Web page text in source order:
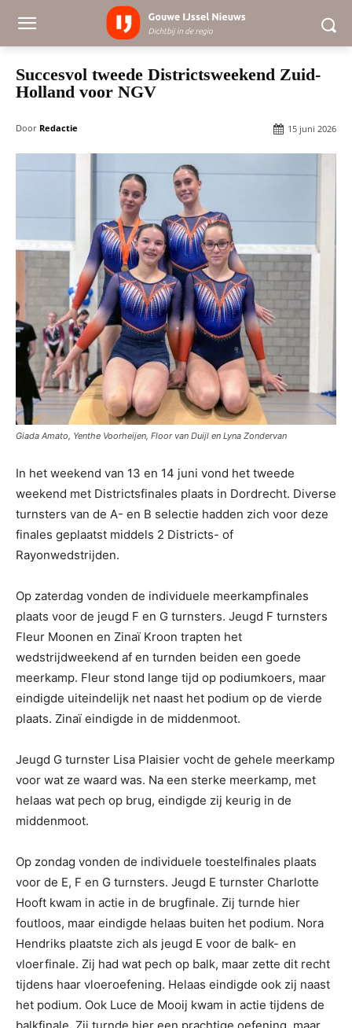
Succesvol tweede Districtsweekend Zuid-
Holland voor NGV
Door Redactie 15 juni 2026
Giada Amato, Yenthe Voorheijen, Floor van Duijl en Lyna Zondervan
In het weekend van 13 en 14 juni vond het tweede
weekend met Districtsfinales plaats in Dordrecht. Diverse
turnsters van de A- en B selectie hadden zich voor deze
finales geplaatst middels 2 Districts- of
Rayonwedstrijden.
Op zaterdag vonden de individuele meerkampfinales
plaats voor de jeugd F en G turnsters. Jeugd F turnsters
Fleur Moonen en Zinaï Kroon trapten het
wedstrijdweekend af en turnden beiden een goede
meerkamp. Fleur stond lange tijd op podiumkoers, maar
eindigde uiteindelijk net naast het podium op de vierde
plaats. Zinaï eindigde in de middenmoot.
Jeugd G turnster Lisa Plaisier vocht de gehele meerkamp
voor wat ze waard was. Na een sterke meerkamp, met
helaas wat pech op brug, eindigde zij keurig in de
middenmoot.
Op zondag vonden de individuele toestelfinales plaats
voor de E, F en G turnsters. Jeugd E turnster Charlotte
Hooft kwam in actie in de brugfinale. Zij turnde hier
foutloos, maar eindigde helaas buiten het podium. Nora
Hendriks plaatste zich als jeugd E voor de balk- en
vloerfinale. Zij had wat pech op balk, maar zette dit recht
tijdens haar vloeroefening. Helaas eindigde ook zij naast
het podium. Ook Luce de Mooij kwam in actie tijdens de